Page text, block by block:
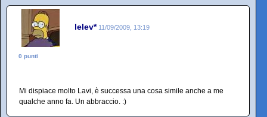
lelev* 11/09/2009, 13:19
0 punti
Mi dispiace molto Lavi, è successa una cosa simile anche a me
qualche anno fa. Un abbraccio. :)